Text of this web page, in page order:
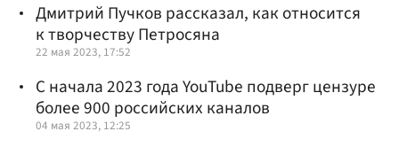
Дмитрий Пучков рассказал, как относится
к творчеству Петросяна
22 мая 2023, 17:52
С начала 2023 года YouTube подверг цензуре
более 900 российских каналов
04 мая 2023, 12:25